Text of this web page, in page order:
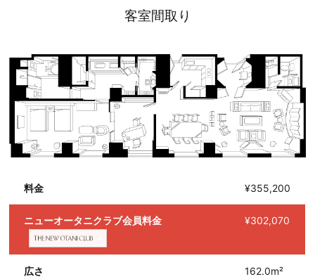
客室間取り
料金 ¥355,200
ニューオータニクラブ会員料金 ¥302,070
広さ 162.0m²